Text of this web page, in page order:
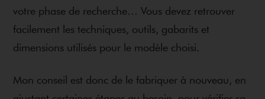
votre phase de recherche… Vous devez retrouver
facilement les techniques, outils, gabarits et
dimensions utilisés pour le modèle choisi.
Mon conseil est donc de le fabriquer à nouveau, en